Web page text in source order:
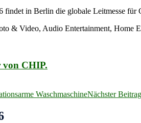
findet in Berlin die globale Leitmesse für
& Video, Audio Entertainment, Home
von CHIP.
WaschmaschineNächster Beitrag